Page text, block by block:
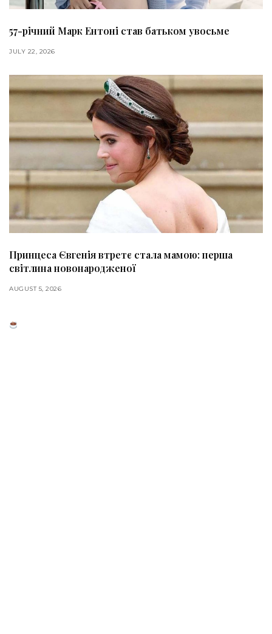
57-річний Марк Ентоні став батьком увосьме
JULY 22, 2026
Принцеса Євгенія втретє стала мамою: перша
світлина новонародженої
AUGUST 5, 2026